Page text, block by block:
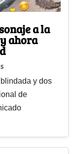
a la
ahora
y dos
de